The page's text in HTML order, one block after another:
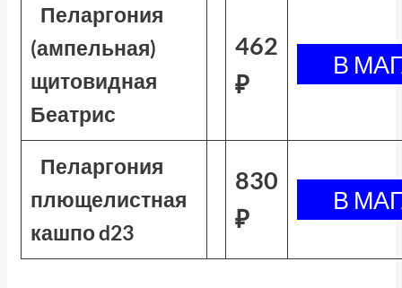
Пеларгония
(ампельная)
щитовидная
Беатрис
462
₽
Пеларгония
плющелистная
кашпо d23
830
₽